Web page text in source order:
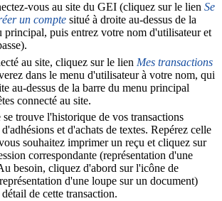
vous au site du GEI (cliquez sur le lien Se
un compte situé à droite au-dessus de la
principal, puis entrez votre nom d'utilisateur et
au site, cliquez sur le lien Mes transactions
dans le menu d'utilisateur à votre nom, qui
au-dessus de la barre du menu principal
connecté au site.
se trouve l'historique de vos transactions
et d'achats de textes. Repérez celle
souhaitez imprimer un reçu et cliquez sur
correspondante (représentation d'une
besoin, cliquez d'abord sur l'icône de
d'une loupe sur un document)
de cette transaction.